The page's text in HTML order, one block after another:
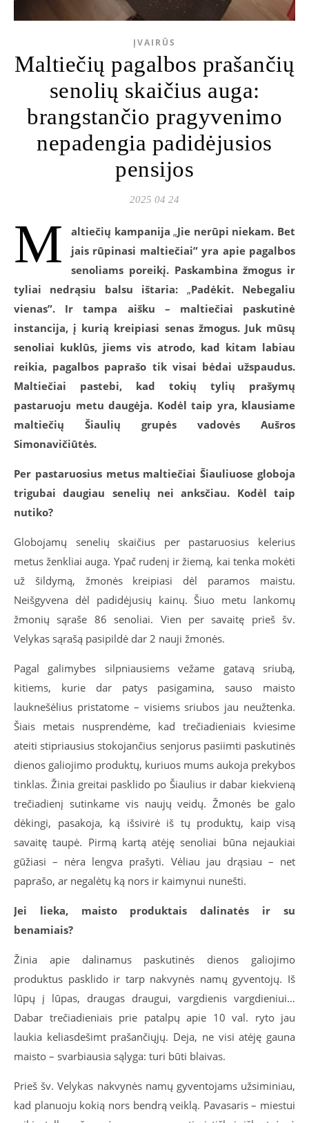
ĮVAIRŪS
Maltiečių pagalbos prašančių
senolių skaičius auga:
brangstančio pragyvenimo
nepadengia padidėjusios
pensijos
2025 04 24
M altiečių kampanija„Jie nerūpi niekam. Bet
jais rūpinasi maltiečiai” yra apie pagalbos
senoliams poreikį. Paskambina žmogus ir
tyliai nedrąsiu balsu ištaria: „Padėkit. Nebegaliu
vienas”. Ir tampa aišku – maltiečiai paskutinė
instancija, į kurią kreipiasi senas žmogus. Juk mūsų
senoliai kuklūs, jiems vis atrodo, kad kitam labiau
reikia, pagalbos paprašo tik visai bėdai užspaudus.
Maltiečiai pastebi, kad tokių tylių prašymų
pastaruoju metu daugėja. Kodėl taip yra, klausiame
maltiečių Šiaulių grupės vadovės Aušros
Simonavičiūtės.
Per pastaruosius metus maltiečiai Šiauliuose globoja
trigubai daugiau senelių nei anksčiau. Kodėl taip
nutiko?
Globojamų senelių skaičius per pastaruosius kelerius
metus ženkliai auga. Ypač rudenį ir žiemą, kai tenka mokėti
už šildymą, žmonės kreipiasi dėl paramos maistu.
Neišgyvena dėl padidėjusių kainų. Šiuo metu lankomų
žmonių sąraše 86 senoliai. Vien per savaitę prieš šv.
Velykas sąrašą pasipildė dar 2 nauji žmonės.
Pagal galimybes silpniausiems vežame gatavą sriubą,
kitiems, kurie dar patys pasigamina, sauso maisto
lauknešėlius pristatome – visiems sriubos jau neužtenka.
Šiais metais nusprendėme, kad trečiadieniais kviesime
ateiti stipriausius stokojančius senjorus pasiimti paskutinės
dienos galiojimo produktų, kuriuos mums aukoja prekybos
tinklas. Žinia greitai pasklido po Šiaulius ir dabar kiekvieną
trečiadienį sutinkame vis naujų veidų. Žmonės be galo
dėkingi, pasakoja, ką išsivirė iš tų produktų, kaip visą
savaitę taupė. Pirmą kartą atėję senoliai būna nejaukiai
gūžiasi – nėra lengva prašyti. Vėliau jau drąsiau – net
paprašo, ar negalėtų ką nors ir kaimynui nunešti.
Jei lieka, maisto produktais dalinatės ir su
benamiais?
Žinia apie dalinamus paskutinės dienos galiojimo
produktus pasklido ir tarp nakvynės namų gyventojų. Iš
lūpų į lūpas, draugas draugui, vargdienis vargdieniui…
Dabar trečiadieniais prie patalpų apie 10 val. ryto jau
laukia keliasdešimt prašančiųjų. Deja, ne visi atėję gauna
maisto – svarbiausia sąlyga: turi būti blaivas.
Prieš šv. Velykas nakvynės namų gyventojams užsiminiau,
kad planuoju kokią nors bendrą veiklą. Pavasaris – miestui